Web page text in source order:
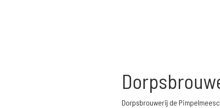
Dorpsbrouwerij de